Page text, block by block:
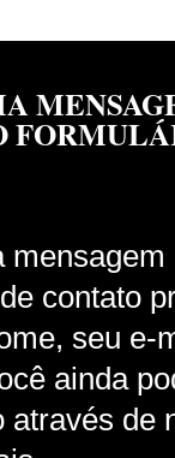
contato
seu e-
ainda
através de